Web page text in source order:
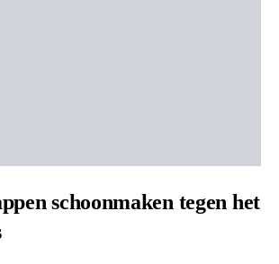
schoonmaken tegen het